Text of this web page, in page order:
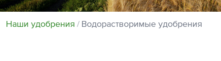
Центр знаний
Наши удобрения Водорастворимые удобрения